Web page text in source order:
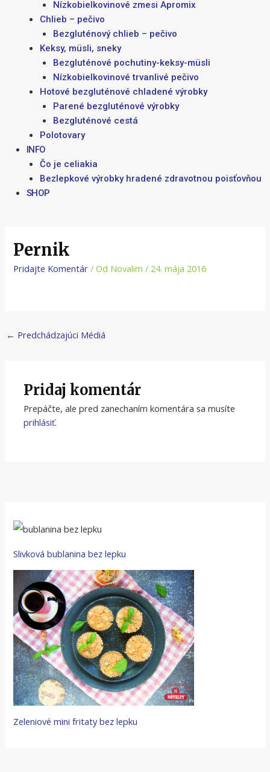
Nízkobielkovinové zmesi Apromix
Chlieb – pečivo
Bezgluténový chlieb – pečivo
Keksy, müsli, sneky
Bezgluténové pochutiny-keksy-müsli
Nízkobielkovinové trvanlivé pečivo
Hotové bezgluténové chladené výrobky
Parené bezgluténové výrobky
Bezgluténové cestá
Polotovary
INFO
Čo je celiakia
Bezlepkové výrobky hradené zdravotnou poisťovňou
SHOP
Pernik
Pridajte Komentár / Od Novalim/ 24. mája 2016
← Predchádzajúci Médiá
Pridaj komentár
Prepáčte, ale pred zanechaním komentára sa musíte
prihlásiť.
Slivková bublanina bez lepku
Zeleniové mini fritaty bez lepku